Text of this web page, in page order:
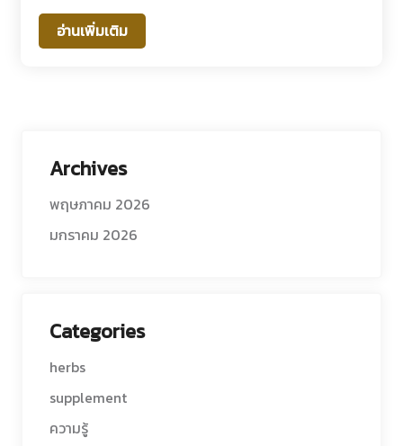
อ่านเพิ่มเติม
Archives
พฤษภาคม 2026
มกราคม 2026
Categories
herbs
supplement
ความรู้